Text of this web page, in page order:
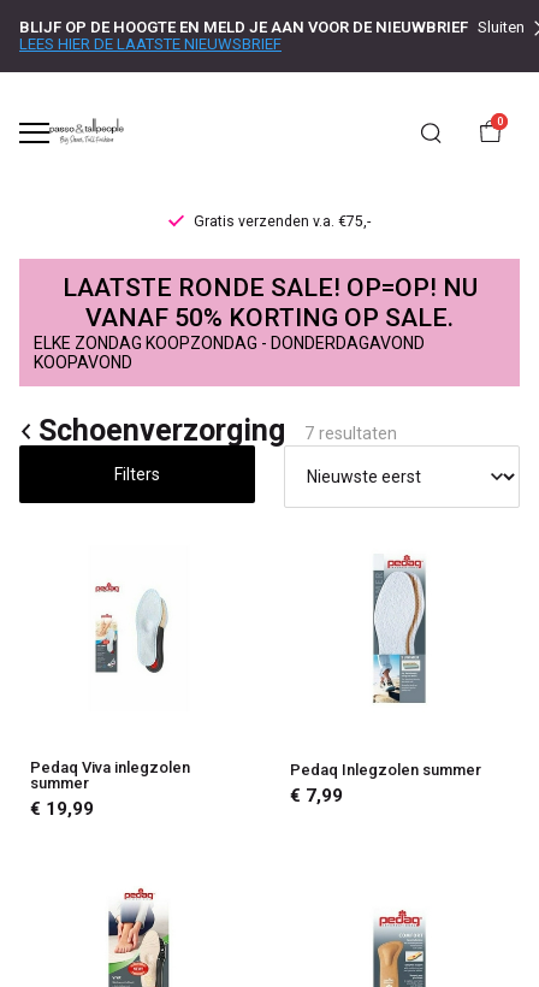
BLIJF OP DE HOOGTE EN MELD JE AAN VOOR DE NIEUWBRIEF
LEES HIER DE LAATSTE NIEUWSBRIEF
Sluiten
0
Gratis verzenden v.a. €75,-
Schoenverzorging
Passo
LAATSTE RONDE SALE! OP=OP! NU
VANAF 50% KORTING OP SALE.
ELKE ZONDAG KOOPZONDAG - DONDERDAGAVOND
KOOPAVOND
Schoenverzorging 7 resultaten
Filters
Pedaq Viva inlegzolen
summer
€ 19,99
Pedaq Inlegzolen summer
€ 7,99